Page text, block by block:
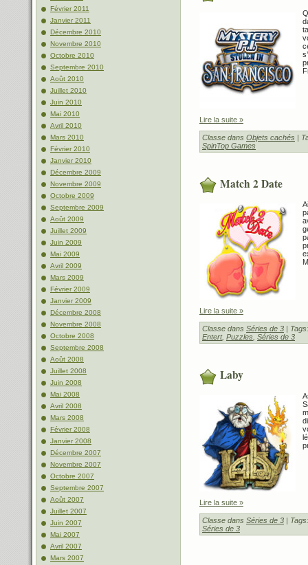
Février 2011
Janvier 2011
Décembre 2010
Novembre 2010
Octobre 2010
Septembre 2010
Août 2010
Juillet 2010
Juin 2010
Mai 2010
Avril 2010
Mars 2010
Février 2010
Janvier 2010
Décembre 2009
Novembre 2009
Octobre 2009
Septembre 2009
Août 2009
Juillet 2009
Juin 2009
Mai 2009
Avril 2009
Mars 2009
Février 2009
Janvier 2009
Décembre 2008
Novembre 2008
Octobre 2008
Septembre 2008
Août 2008
Juillet 2008
Juin 2008
Mai 2008
Avril 2008
Mars 2008
Février 2008
Janvier 2008
Décembre 2007
Novembre 2007
Octobre 2007
Septembre 2007
Août 2007
Juillet 2007
Juin 2007
Mai 2007
Avril 2007
Mars 2007
Lire la suite »
Classe dans Objets cachés |
SpinTop Games
Match 2 Date
Lire la suite »
Classe dans Séries de 3 |
Entert, Puzzles, Séries de 3
Laby
Lire la suite »
Classe dans Séries de 3 |
Séries de 3